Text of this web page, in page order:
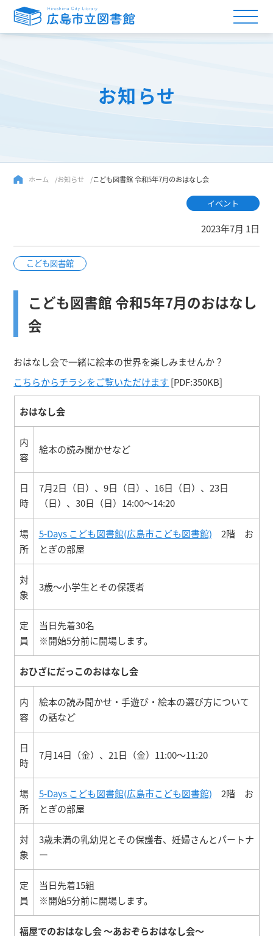
お知らせ
ホーム お知らせ こども図書館 令和5年7月のおはなし会
イベント
2023年7月 1日
こども図書館
こども図書館 令和5年7月のおはなし
会
おはなし会で一緒に絵本の世界を楽しみませんか？
こちらからチラシをご覧いただけます [PDF:350KB]
おはなし会
内
容
絵本の読み聞かせなど
日
時
7月2日（日）、9日（日）、16日（日）、23日
（日）、30日（日）14:00～14:20
場
所
5-Days こども図書館(広島市こども図書館) 2階 お
とぎの部屋
対
象
3歳～小学生とその保護者
定
員
当日先着30名
※開始5分前に開場します。
おひざにだっこのおはなし会
内
容
絵本の読み聞かせ・手遊び・絵本の選び方について
の話など
日
時
7月14日（金）、21日（金）11:00～11:20
場
所
5-Days こども図書館(広島市こども図書館) 2階 お
とぎの部屋
対
象
3歳未満の乳幼児とその保護者、妊婦さんとパートナ
ー
定
員
当日先着15組
※開始5分前に開場します。
福屋でのおはなし会 ～あおぞらおはなし会～